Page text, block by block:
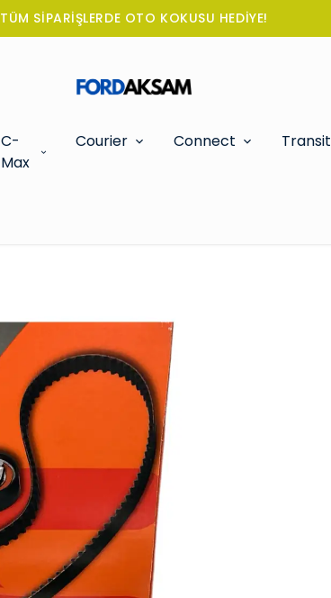
TÜM SİPARİŞLERDE OTO KOKUSU HEDİYE!
C-
Max
Courier Connect Transit